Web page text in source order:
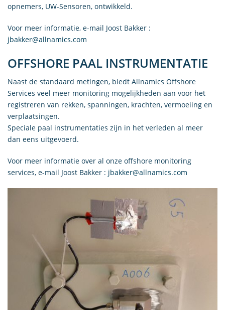
opnemers, UW-Sensoren, ontwikkeld.
Voor meer informatie, e-mail Joost Bakker :
jbakker@allnamics.com
OFFSHORE PAAL INSTRUMENTATIE
Naast de standaard metingen, biedt Allnamics Offshore
Services veel meer monitoring mogelijkheden aan voor het
registreren van rekken, spanningen, krachten, vermoeiing en
verplaatsingen.
Speciale paal instrumentaties zijn in het verleden al meer
dan eens uitgevoerd.
Voor meer informatie over al onze offshore monitoring
services, e-mail Joost Bakker : jbakker@allnamics.com